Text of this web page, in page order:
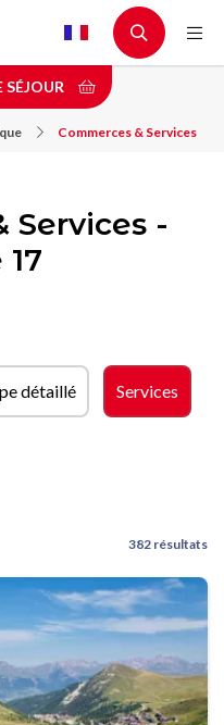
SÉJOUR
Commerces & Services
Services -
détaillé Services
382 résultats